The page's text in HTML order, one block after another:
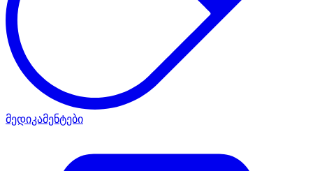
მედიკამენტები